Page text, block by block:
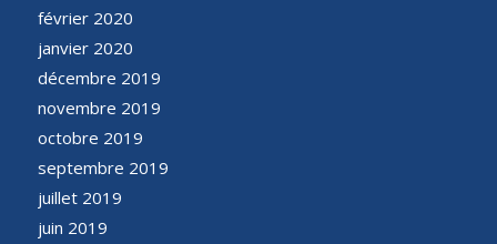
février 2020
janvier 2020
décembre 2019
novembre 2019
octobre 2019
septembre 2019
juillet 2019
juin 2019